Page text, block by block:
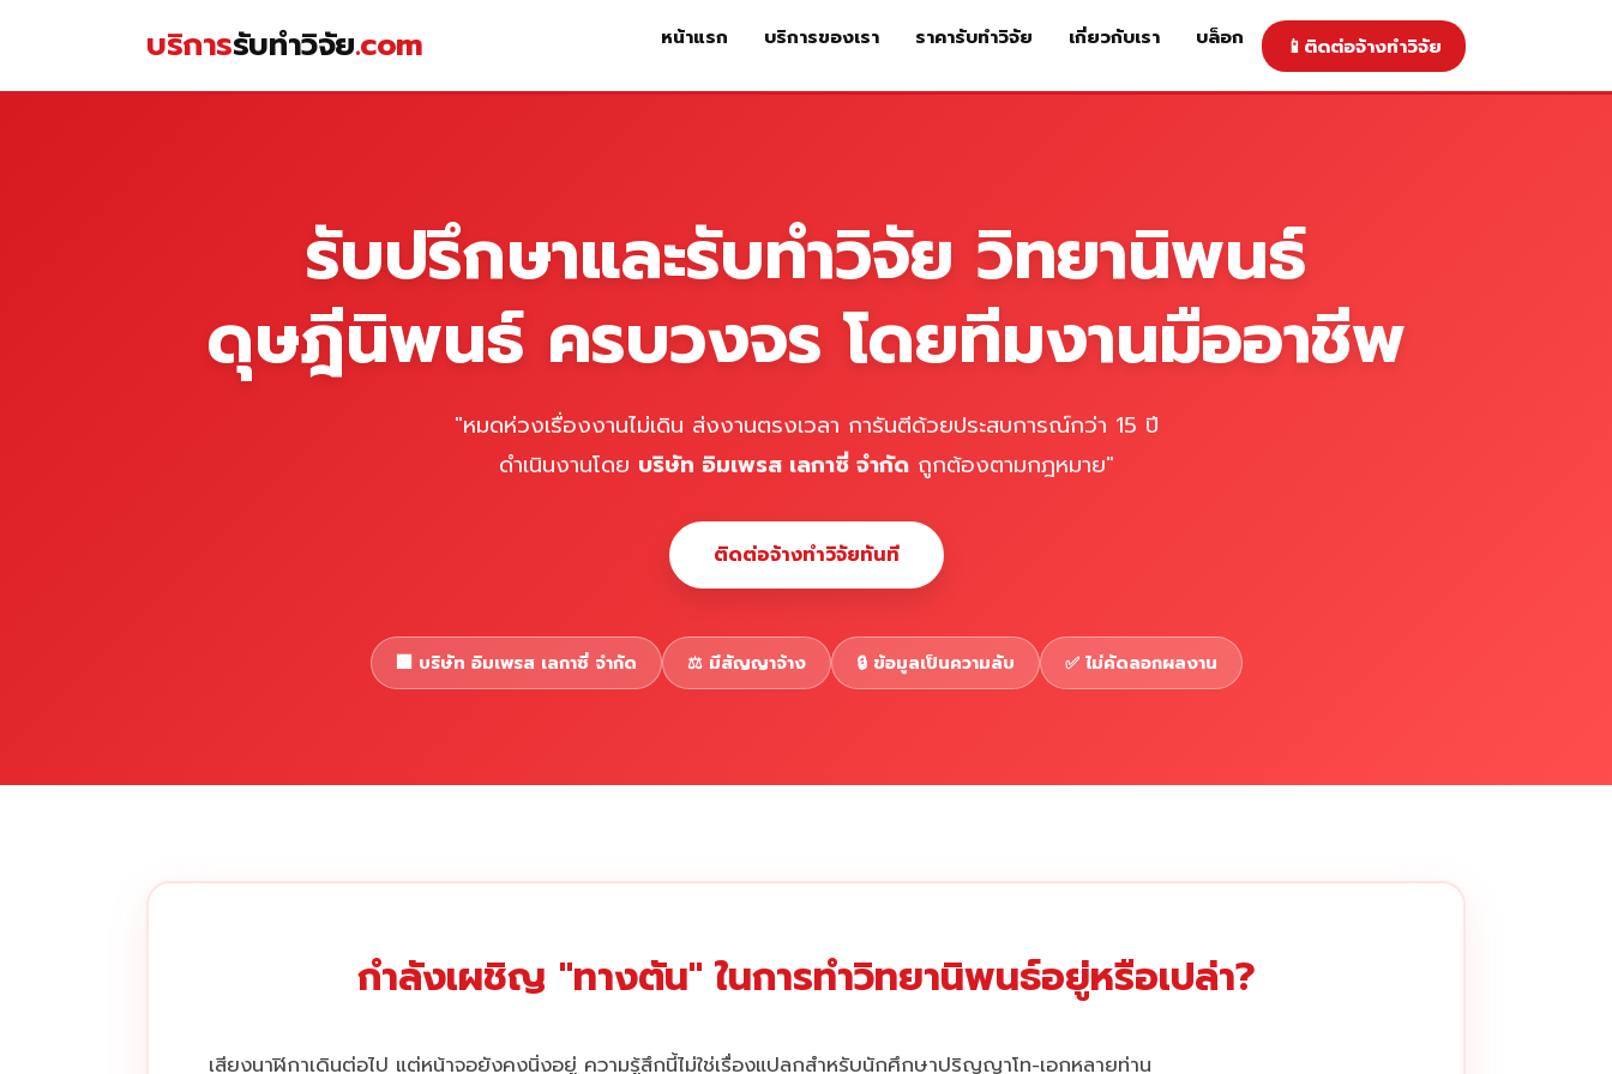
หน้าแรก บริการของเรา ราคารับทำวิจัย ติดต่อจ้างทำวิจัย เกี่ยวกับเรา
บริการรับทำวิจัย.com หน้าแรก บริการของเรา ราคารับทำวิจัย เกี่ยวกับเรา บล็อก 📱 ติดต่อจ้างทำวิจัย
รับปรึกษาและรับทำวิจัย วิทยานิพนธ์
ดุษฎีนิพนธ์ ครบวงจร โดยทีมงานมืออาชีพ
"หมดห่วงเรื่องงานไม่เดิน ส่งงานตรงเวลา การันตีด้วยประสบการณ์กว่า 15 ปี
ดำเนินงานโดย บริษัท อิมเพรส เลกาซี่ จำกัดถูกต้องตามกฎหมาย"
ติดต่อจ้างทำวิจัยทันที
🏢 บริษัท อิมเพรส เลกาซี่ จำกัด ⚖️ มีสัญญาจ้าง 🔒 ข้อมูลเป็นความลับ ✅ ไม่คัดลอกผลงาน
กำลังเผชิญ "ทางตัน" ในการทำวิทยานิพนธ์อยู่หรือเปล่า?
เสียงนาฬิกาเดินต่อไป แต่หน้าจอยังคงนิ่งอยู่ ความรู้สึกนี้ไม่ใช่เรื่องแปลกสำหรับนักศึกษาปริญญาโท-เอกหลายท่าน